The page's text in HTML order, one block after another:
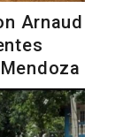
Arnaud